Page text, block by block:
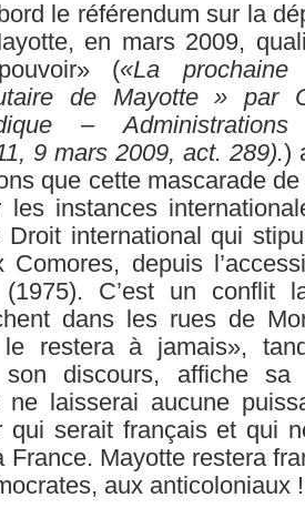
le référendum sur la
en mars 2009,
(«La prochaine
de Mayotte » par
–
9 mars 2009, act. 289).)
que cette mascarade
les instances
international qui
Comores, depuis
(1975). C’est un conflit
dans les rues de
restera à jamais»,
son discours, affiche sa
laisserai aucune
qui serait français et qui
France. Mayotte restera
aux anticoloniaux !